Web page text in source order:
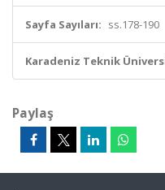
Sayfa Sayıları: ss.178-190
Karadeniz Teknik
Paylaş